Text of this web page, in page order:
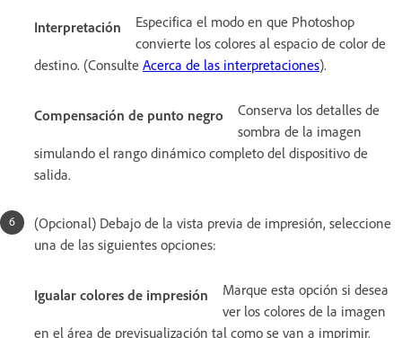
Interpretación
Especifica el modo en que Photoshop
convierte los colores al espacio de color de
destino. (Consulte Acerca de las interpretaciones).
Compensación de punto negro
Conserva los detalles de
sombra de la imagen
simulando el rango dinámico completo del dispositivo de
salida.
(Opcional) Debajo de la vista previa de impresión, seleccione
una de las siguientes opciones:
Igualar colores de impresión
Marque esta opción si desea
ver los colores de la imagen
en el área de previsualización tal como se van a imprimir.